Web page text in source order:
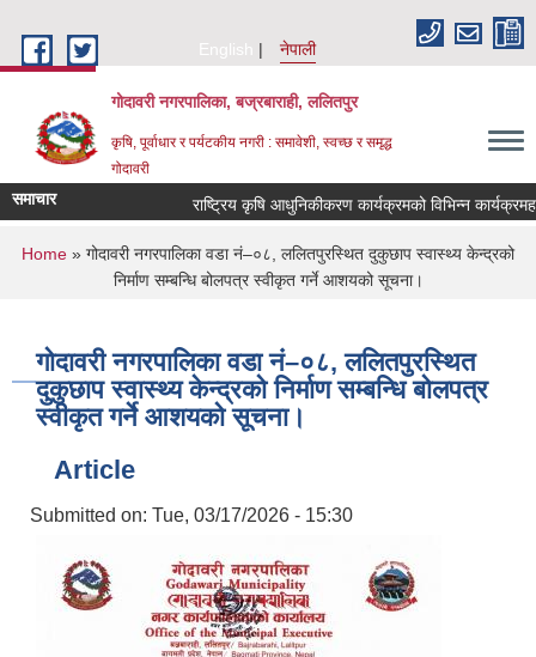
English
नेपाली
गोदावरी नगरपालिका, बज्रबाराही, ललितपुर
कृषि, पूर्वाधार र पर्यटकीय नगरी : समावेशी, स्वच्छ र समृद्ध
गोदावरी
समाचार
You are here
Home » गोदावरी नगरपालिका वडा नं–०८, ललितपुरस्थित दुकुछाप स्वास्थ्य केन्द्रको
निर्माण सम्बन्धि बोलपत्र स्वीकृत गर्ने आशयको सूचना।
गोदावरी नगरपालिका वडा नं–०८, ललितपुरस्थित
दुकुछाप स्वास्थ्य केन्द्रको निर्माण सम्बन्धि बोलपत्र
स्वीकृत गर्ने आशयको सूचना।
Article
Submitted on: Tue, 03/17/2026 - 15:30